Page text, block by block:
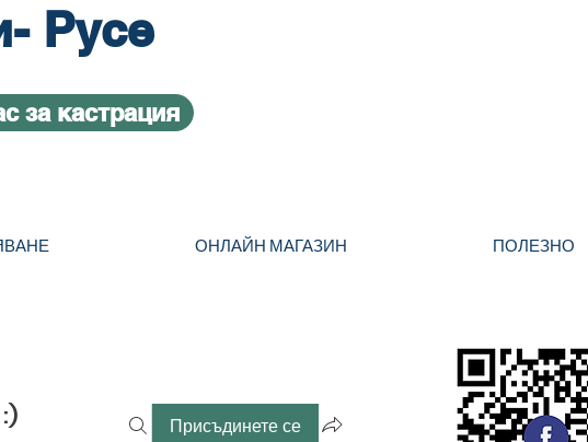
Русе
за кастрация
ОНЛАЙН МАГАЗИН ПОЛЕЗНО
Присъдинете се